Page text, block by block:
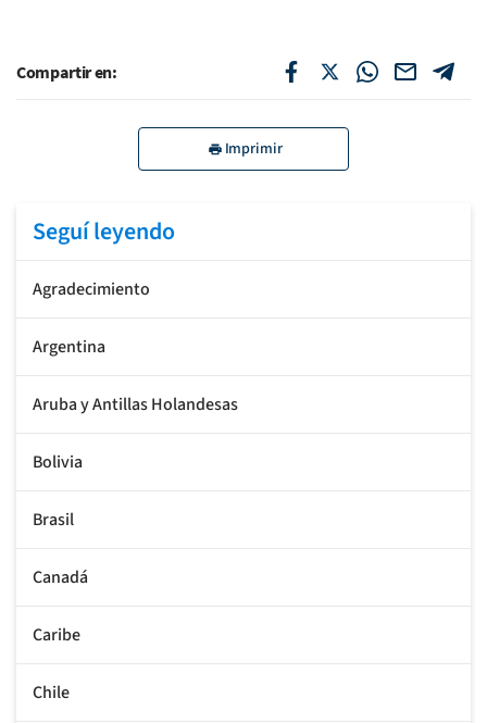
Compartir en:
Imprimir
Seguí leyendo
Agradecimiento
Argentina
Aruba y Antillas Holandesas
Bolivia
Brasil
Canadá
Caribe
Chile